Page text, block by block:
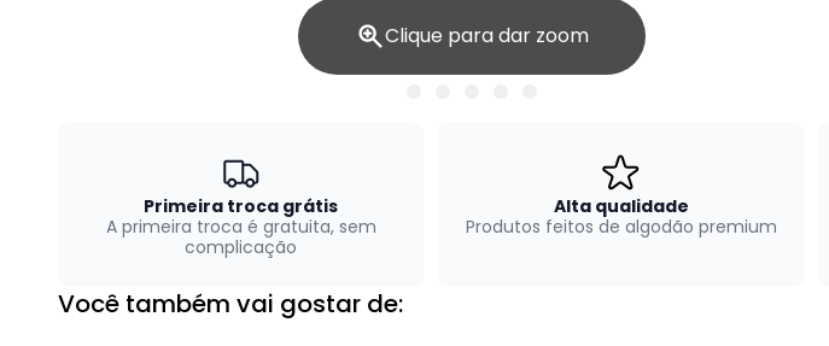
Clique para dar zoom
Primeira troca grátis
A primeira troca é gratuita, sem
complicação
Alta qualidade
Produtos feitos de algodão premium
Você também vai gostar de: